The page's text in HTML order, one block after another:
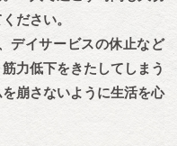
ださい。
デイサービスの休止など
力低下をきたしてしまう
崩さないように生活を心